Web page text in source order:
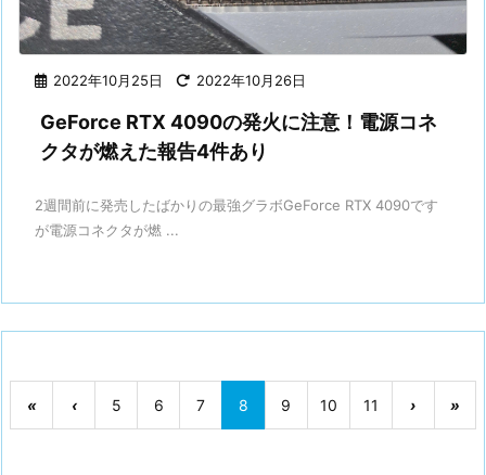
2022年10月25日 2022年10月26日
GeForce RTX 4090の発火に注意！電源コネ
クタが燃えた報告4件あり
2週間前に発売したばかりの最強グラボGeForce RTX 4090です
が電源コネクタが燃 ...
« ‹ 5 6 7 8 9 10 11 › »